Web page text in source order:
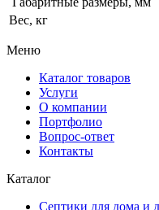
Вес, кг
Меню
Каталог товаров
Услуги
О компании
Портфолио
Вопрос-ответ
Контакты
Каталог
Септики для дома и